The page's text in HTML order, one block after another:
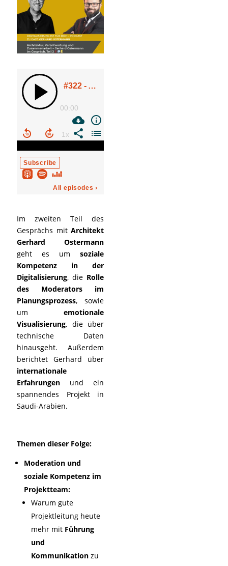
Im zweiten Teil des
Gesprächs mit Architekt
Gerhard Ostermann
geht es um soziale
Kompetenz in der
Digitalisierung, die Rolle
des Moderators im
Planungsprozess, sowie
um emotionale
Visualisierung, die über
technische Daten
hinausgeht. Außerdem
berichtet Gerhard über
internationale
Erfahrungen und ein
spannendes Projekt in
Saudi-Arabien.
Themen dieser Folge:
Moderation und
soziale Kompetenz im
Projektteam:
Warum gute
Projektleitung heute
mehr mit Führung
und
Kommunikation zu